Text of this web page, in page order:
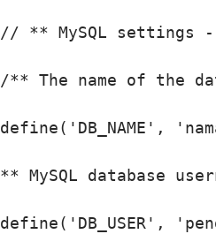
// ** MySQL settings
/** The name of the
define('DB_NAME',
** MySQL database
define('DB_USER',